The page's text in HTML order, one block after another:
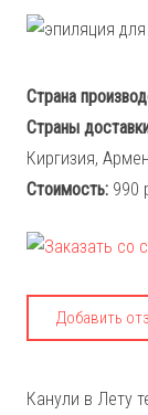
Страна
Страны
Киргизия,
Стоимость: 990
Добавить
Канули в Лету